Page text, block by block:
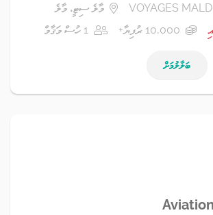
VOYAGES
މާލެ ސިޓީ، މާލެ
10,000 ރުފިޔާ+ 1 ހުސް މަޤާމް
ބަލާލުމަށް